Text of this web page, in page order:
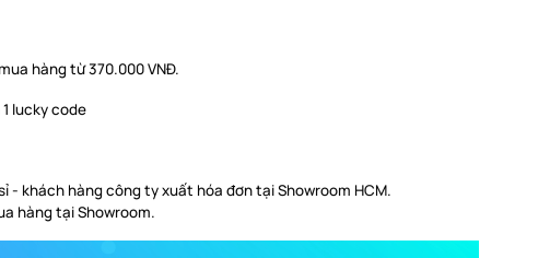
hàng từ 370.000 VNĐ.
lucky code
- khách hàng công ty xuất hóa đơn tại Showroom HCM.
hàng tại Showroom.